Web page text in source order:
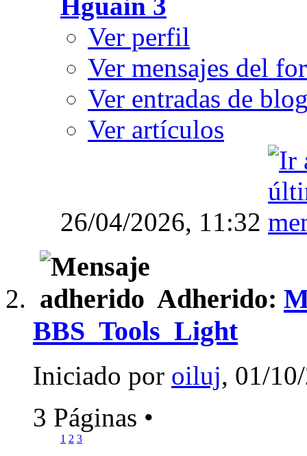
Hguain 3
Ver perfil
Ver mensajes del
Ver entradas de
Ver artículos
26/04/2026, 11:32
Adherido:
BBS_Tools_Light
Iniciado por oiluj, 01/
3 Páginas •
1 2 3